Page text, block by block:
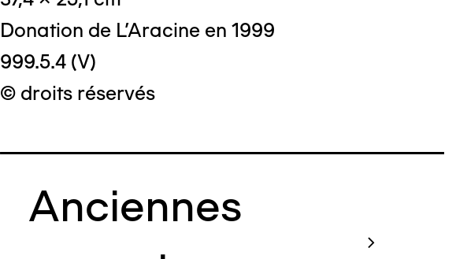
© Crédit photo : DUBART Cécile
Donation de L'Aracine en 1999
999.5.4 (V)
© droits réservés
Anciennes